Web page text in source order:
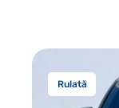
Rulată